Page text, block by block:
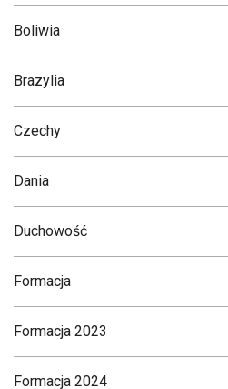
Boliwia
Brazylia
Czechy
Dania
Duchowość
Formacja
Formacja 2023
Formacja 2024